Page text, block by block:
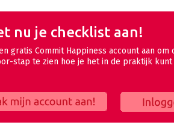
nu je checklist aan!
gratis Commit Happiness account aan
stap te zien hoe je het in de praktijk
account aan! Inloggen